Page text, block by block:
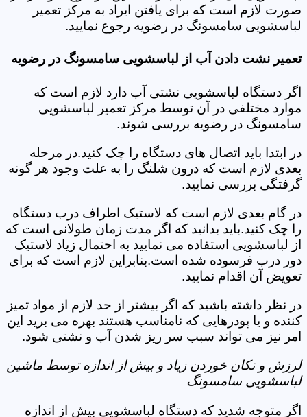
صورت لازم است که برای یافتن ایراد به مرکز تعمیر
لباسشویی سامسونگ در رضویه رجوع نمایید.
تعمیر نشت دادن آب از لباسشویی سامسونگ در رضویه
اگر دستگاه لباسشویی نشتی آب دارد لازم است که
موارد مختلفی در آن توسط مرکز تعمیر لباسشویی
سامسونگ در رضویه بررسی شوند.
در ابتدا باید اتصال های دستگاه را چک کنید.در مرحله
بعدی لازم است که درون شلنگ را به علت وجود هر گونه
گرفتگی بررسی نمایید.
در گام بعدی لازم است که لاستیک اطراف درب دستگاه
را چک کنید.باید بدانید که اگر مدت زمان طولانی است که
از لباسشویی استفاده می نمایید به احتمال زیاد لاستیک
دور درب فرسوده شده است.بنابراین لازم است که برای
تعویض آن اقدام نمایید.
در نظر داشته باشید که اگر بیشتر از حد لازم از مواد تمیز
کننده و یا پودرهایی که نامناسب هستند بهره می برید این
امر نیز می تواند سبب سر ریز شدن آب و نشتی شود.
لرزش و تکان خوردن زیاد و بیش از اندازه توسط ماشین
لباسشویی سامسونگ
اگر متوجه شدید که دستگاه لباسشویی بیش از اندازه